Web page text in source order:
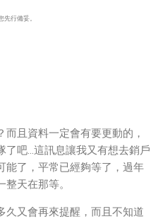
行備妥。
且資料一定會有要更動的，
了吧…這訊息讓我又有想去銷戶
能了，平常已經夠等了，過年
天在那等。
久又會再來提醒，而且不知道